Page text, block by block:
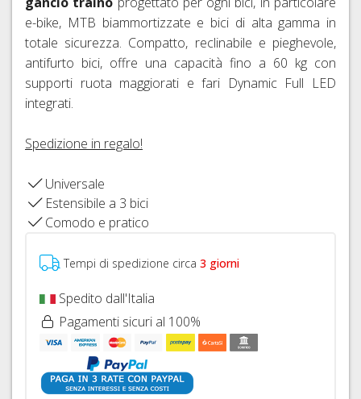
CAVI
GUAINE
CAMBIO
COPERTONI
E
CAMERE
TRASFORMAZIONE
E
ACCESSORI
RAPIDI
E
HOPE
FRENI
BRAKING
FRENI
IDRAULICI
e-bike, MTB biammortizzate e bici di alta gamma in
totale sicurezza. Compatto, reclinabile e pieghevole,
antifurto bici, offre una capacità fino a 60 kg con
supporti ruota maggiorati e fari Dynamic Full LED
integrati.
Spedizione in regalo!
Universale
Estensibile a 3 bici
Comodo e pratico
Tempi di spedizione circa 3 giorni
Spedito dall'Italia
Pagamenti sicuri al 100%